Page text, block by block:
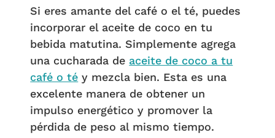
Si eres amante del café o el té, puedes
incorporar el aceite de coco en tu
bebida matutina. Simplemente agrega
una cucharada de aceite de coco a tu
café o té y mezcla bien. Esta es una
excelente manera de obtener un
impulso energético y promover la
pérdida de peso al mismo tiempo.